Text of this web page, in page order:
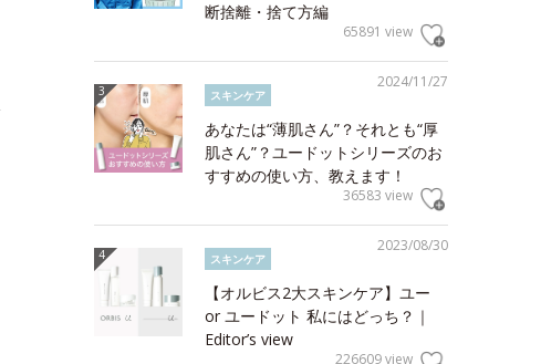
断捨離・捨て方編
65891 view
2024/11/27
スキンケア
あなたは“薄肌さん”？それとも“厚
肌さん”？ユードットシリーズのお
すすめの使い方、教えます！
36583 view
2023/08/30
スキンケア
【オルビス2大スキンケア】ユー
or ユードット 私にはどっち？｜
Editor’s view
226609 view